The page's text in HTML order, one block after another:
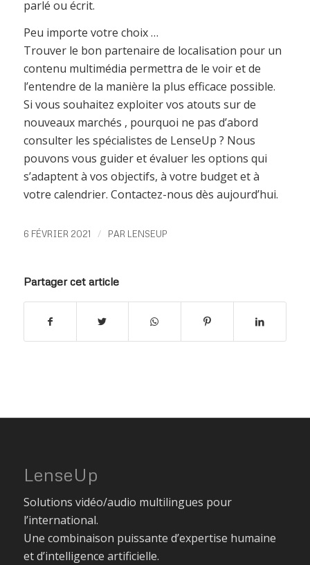
parlé ou écrit.
Peu importe votre choix …
Trouver le bon partenaire de localisation pour un
contenu multimédia permettra de le voir et de
l’entendre de la manière la plus efficace possible.
Si vous souhaitez exploiter vos atouts sur de
nouveaux marchés , pourquoi ne pas d’abord
consulter les spécialistes de LenseUp ? Nous
pouvons vous guider et évaluer les options qui
s’adaptent à vos objectifs, à votre budget et à
votre calendrier. Contactez-nous dès aujourd’hui.
6 FÉVRIER 2021 / PAR LENSEUP
Partager cet article
LenseUp
Solutions vidéo/audio multilingues pour
l’international.
Une combinaison puissante d’expertise humaine
et d’intelligence artificielle.